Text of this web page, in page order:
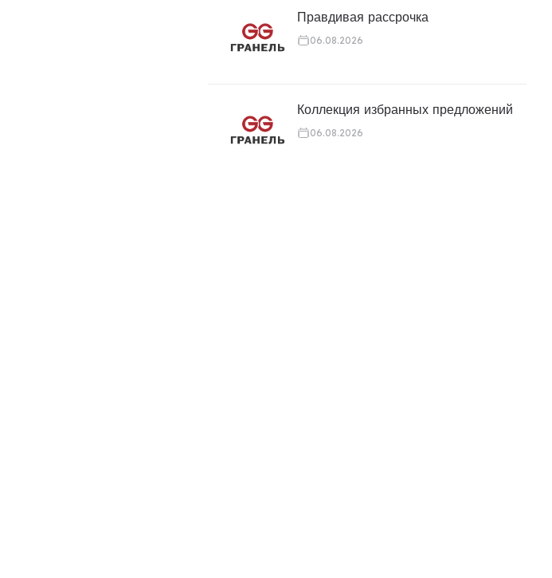
Правдивая рассрочка
06.08.2026
Коллекция избранных предложений
06.08.2026